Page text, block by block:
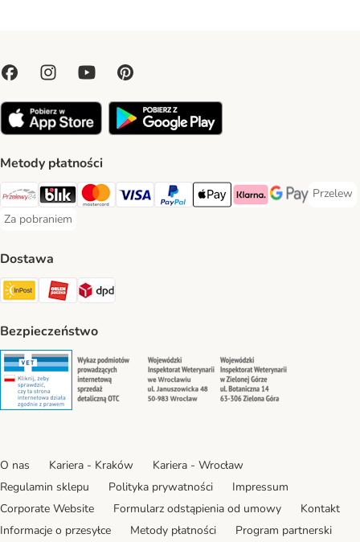
Metody płatności
Przelewy24 Payment Method
Blik Payment Method
MasterCard Payment Method
Visa Payment Method
PayPal Payment Method
Apple Pay Payment Method
Klarna Payment Method
Google Pay
Przelew
Przelew
Za pobraniem
Za pobraniem Payment Method
Dostawa
Paczkomat® Shipping Method
ORLEN Paczka Shipping Method
DPD Shipping Method
Bezpieczeństwo
Security Security Security
O nas Kariera - Kraków
Kariera - Wrocław
Regulamin sklepu
Polityka prywatności
Impressum
Corporate Website
Formularz odstąpienia od umowy
Kontakt
Informacje o przesyłce
Metody płatności Program partnerski